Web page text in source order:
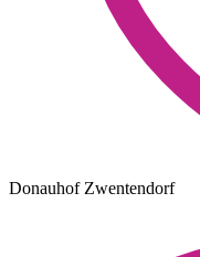
Donauhof Zwentendorf